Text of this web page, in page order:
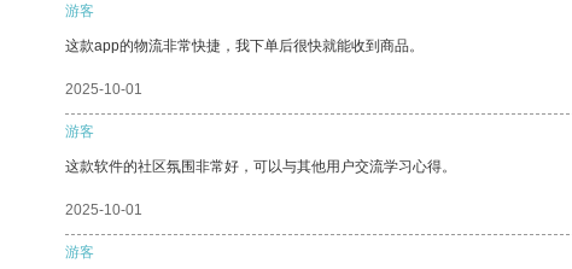
游客
这款app的物流非常快捷，我下单后很快就能收到商品。
2025-10-01
游客
这款软件的社区氛围非常好，可以与其他用户交流学习心得。
2025-10-01
游客